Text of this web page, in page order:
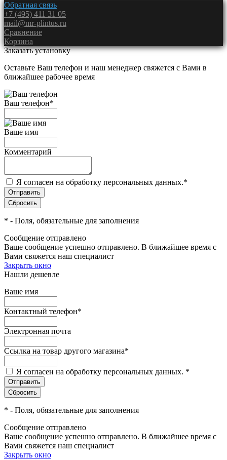
Обратная связь
+7 (495) 411 31 05
mail@mr-plintus.ru
Сравнение
Корзина
Заказать установку
Оставьте Ваш телефон и наш менеджер свяжется с Вами в
ближайшее рабочее время
Ваш телефон*
Ваше имя
Комментарий
Я согласен на обработку персональных данных.*
* - Поля, обязательные для заполнения
Сообщение отправлено
Ваше сообщение успешно отправлено. В ближайшее время с
Вами свяжется наш специалист
Закрыть окно
Нашли дешевле
Ваше имя
Контактный телефон*
Электронная почта
Ссылка на товар другого магазина*
Я согласен на обработку персональных данных. *
* - Поля, обязательные для заполнения
Сообщение отправлено
Ваше сообщение успешно отправлено. В ближайшее время с
Вами свяжется наш специалист
Закрыть окно